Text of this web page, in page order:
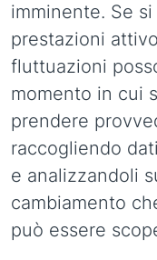
imminente. Se
prestazioni
fluttuazioni
momento in cui
prendere
raccogliendo
e analizzandoli
cambiamento
può essere